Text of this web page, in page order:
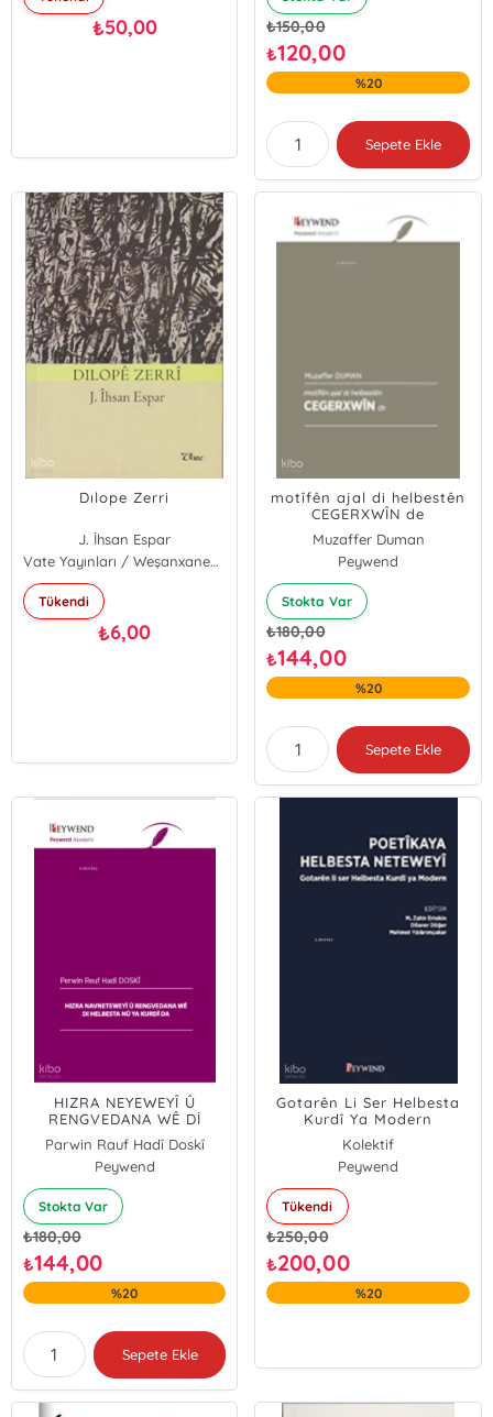
₺50,00 ₺150,00
₺120,00
%20
Sepete Ekle
Dılope Zerri
J. İhsan Espar
Vate Yayınları / Weşanxaneye Vateyî
Tükendi
₺6,00
motîfên ajal di helbestên
CEGERXWÎN de
Muzaffer Duman
Peywend
Stokta Var
₺180,00
₺144,00
%20
Sepete Ekle
HIZRA NEYEWEYÎ Û
RENGVEDANA WÊ Dİ
HELBESTA NÛ YA KURDÎ
DA
Parwin Rauf Hadî Doskî
Peywend
Stokta Var
₺180,00
₺144,00
%20
Sepete Ekle
Gotarên Li Ser Helbesta
Kurdî Ya Modern
Kolektif
Peywend
Tükendi
₺250,00
₺200,00
%20